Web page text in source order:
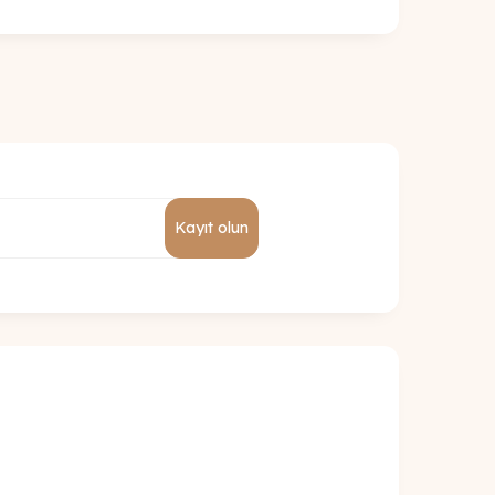
Kayıt olun